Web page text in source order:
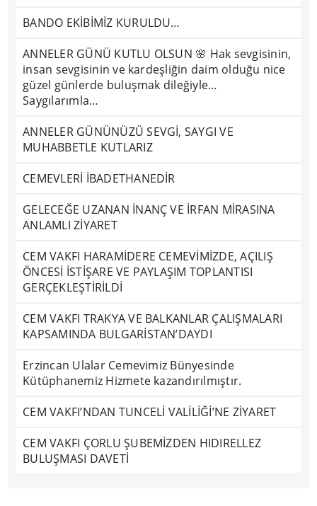
BANDO EKİBİMİZ KURULDU…
ANNELER GÜNÜ KUTLU OLSUN 🌸 Hak sevgisinin,
insan sevgisinin ve kardeşliğin daim olduğu nice
güzel günlerde buluşmak dileğiyle…
Saygılarımla…
ANNELER GÜNÜNÜZÜ SEVGİ, SAYGI VE
MUHABBETLE KUTLARIZ
CEMEVLERİ İBADETHANEDİR
GELECEĞE UZANAN İNANÇ VE İRFAN MİRASINA
ANLAMLI ZİYARET
CEM VAKFI HARAMİDERE CEMEVİMİZDE, AÇILIŞ
ÖNCESİ İSTİŞARE VE PAYLAŞIM TOPLANTISI
GERÇEKLEŞTİRİLDİ
CEM VAKFI TRAKYA VE BALKANLAR ÇALIŞMALARI
KAPSAMINDA BULGARİSTAN’DAYDI
Erzincan Ulalar Cemevimiz Bünyesinde
Kütüphanemiz Hizmete kazandırılmıştır.
CEM VAKFI’NDAN TUNCELİ VALİLİĞİ’NE ZİYARET
CEM VAKFI ÇORLU ŞUBEMİZDEN HIDIRELLEZ
BULUŞMASI DAVETİ